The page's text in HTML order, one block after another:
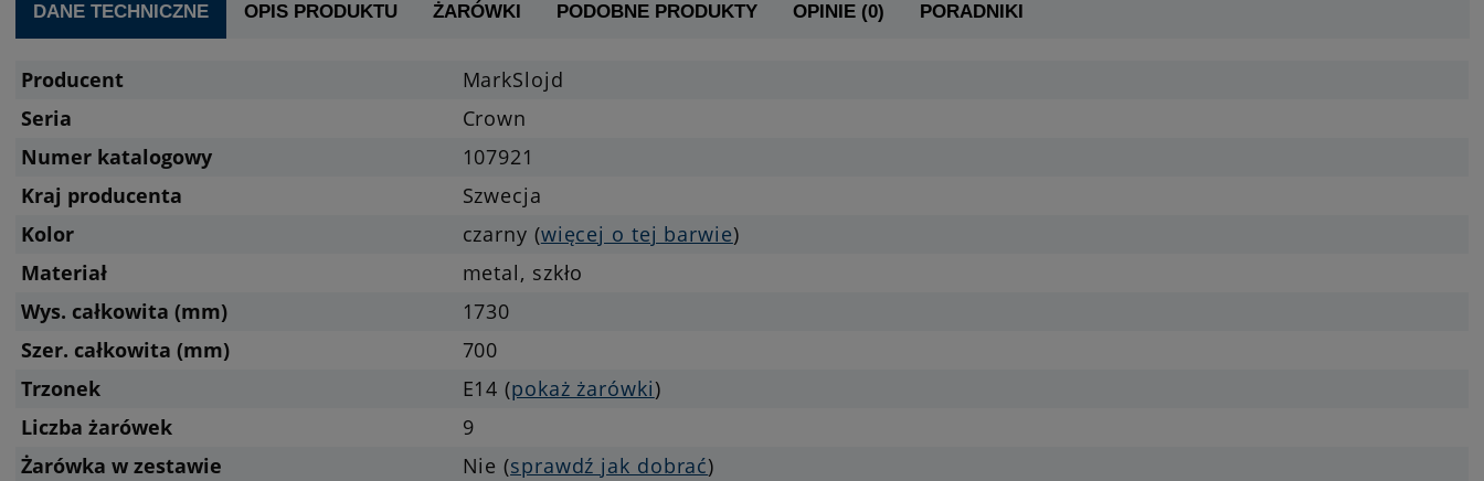
DANE TECHNICZNE OPIS PRODUKTU ŻARÓWKI PODOBNE PRODUKTY OPINIE (0) PORADNIKI
Producent
MarkSlojd
Seria
Crown
Numer katalogowy
107921
Kraj producenta
Szwecja
Kolor
czarny (więcej o tej barwie)
Materiał
metal, szkło
Wys. całkowita (mm)
1730
Szer. całkowita (mm)
700
Trzonek
E14 (pokaż żarówki)
Liczba żarówek
9
Żarówka w zestawie
Nie (sprawdź jak dobrać)